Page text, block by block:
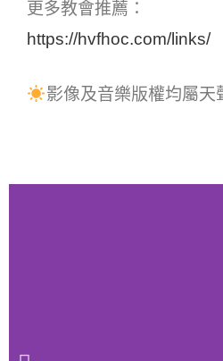
更多教會推薦：
https://hvfhoc.com/links/
影像及音樂版權均屬天